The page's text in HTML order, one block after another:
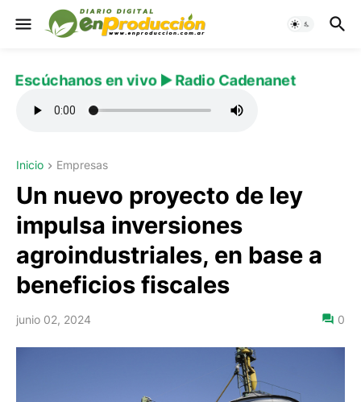
Escúchanos en vivo ▶️ Radio Cadenanet
Inicio Empresas
Un nuevo proyecto de ley
impulsa inversiones
agroindustriales, en base a
beneficios fiscales
junio 02, 2024 0